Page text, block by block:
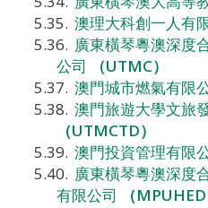
澳理大科創一人有
廣東橫琴粵澳深度
公司
（UTMC）
澳門城市燃氣有限
澳門旅遊大學文旅
（UTMCTD）
澳門投資管理有限
廣東橫琴粵澳深度
有限公司
（MPUHED